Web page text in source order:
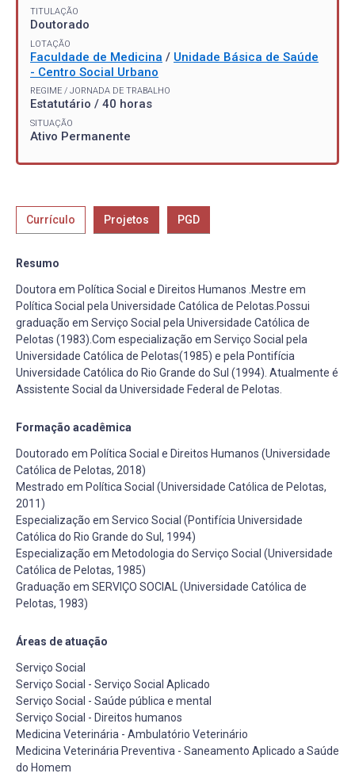
TITULAÇÃO
Doutorado
LOTAÇÃO
Faculdade de Medicina / Unidade Básica de Saúde
- Centro Social Urbano
REGIME / JORNADA DE TRABALHO
Estatutário / 40 horas
SITUAÇÃO
Ativo Permanente
Currículo Projetos PGD
Resumo
Doutora em Política Social e Direitos Humanos .Mestre em
Política Social pela Universidade Católica de Pelotas.Possui
graduação em Serviço Social pela Universidade Católica de
Pelotas (1983).Com especialização em Serviço Social pela
Universidade Católica de Pelotas(1985) e pela Pontifícia
Universidade Católica do Rio Grande do Sul (1994). Atualmente é
Assistente Social da Universidade Federal de Pelotas.
Formação acadêmica
Doutorado em Política Social e Direitos Humanos (Universidade
Católica de Pelotas, 2018)
Mestrado em Política Social (Universidade Católica de Pelotas,
2011)
Especialização em Servico Social (Pontifícia Universidade
Católica do Rio Grande do Sul, 1994)
Especialização em Metodologia do Serviço Social (Universidade
Católica de Pelotas, 1985)
Graduação em SERVIÇO SOCIAL (Universidade Católica de
Pelotas, 1983)
Áreas de atuação
Serviço Social
Serviço Social - Serviço Social Aplicado
Serviço Social - Saúde pública e mental
Serviço Social - Direitos humanos
Medicina Veterinária - Ambulatório Veterinário
Medicina Veterinária Preventiva - Saneamento Aplicado a Saúde
do Homem